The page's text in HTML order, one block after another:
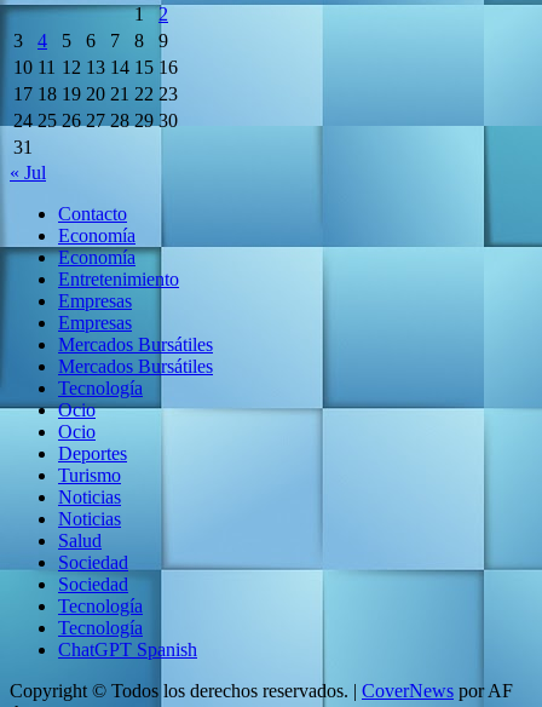
1
2
3
4 5 6 7 8
9
10 11 12 13 14 15 16
17 18 19 20 21 22 23
24 25 26 27 28 29 30
31
« Jul
Contacto
Economía
Economía
Entretenimiento
Empresas
Empresas
Mercados Bursátiles
Mercados Bursátiles
Tecnología
Ocio
Ocio
Deportes
Turismo
Noticias
Noticias
Salud
Sociedad
Sociedad
Tecnología
Tecnología
ChatGPT Spanish
Copyright © Todos los derechos reservados. | CoverNews por AF